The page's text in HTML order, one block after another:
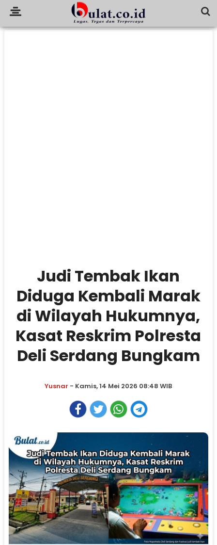
Judi Tembak Ikan
Diduga Kembali Marak
di Wilayah Hukumnya,
Kasat Reskrim Polresta
Deli Serdang Bungkam
Yusnar - Kamis, 14 Mei 2026 08:48 WIB